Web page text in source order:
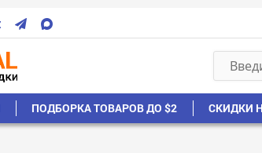
ПОДБОРКА ТОВАРОВ ДО $2 СКИДКИ